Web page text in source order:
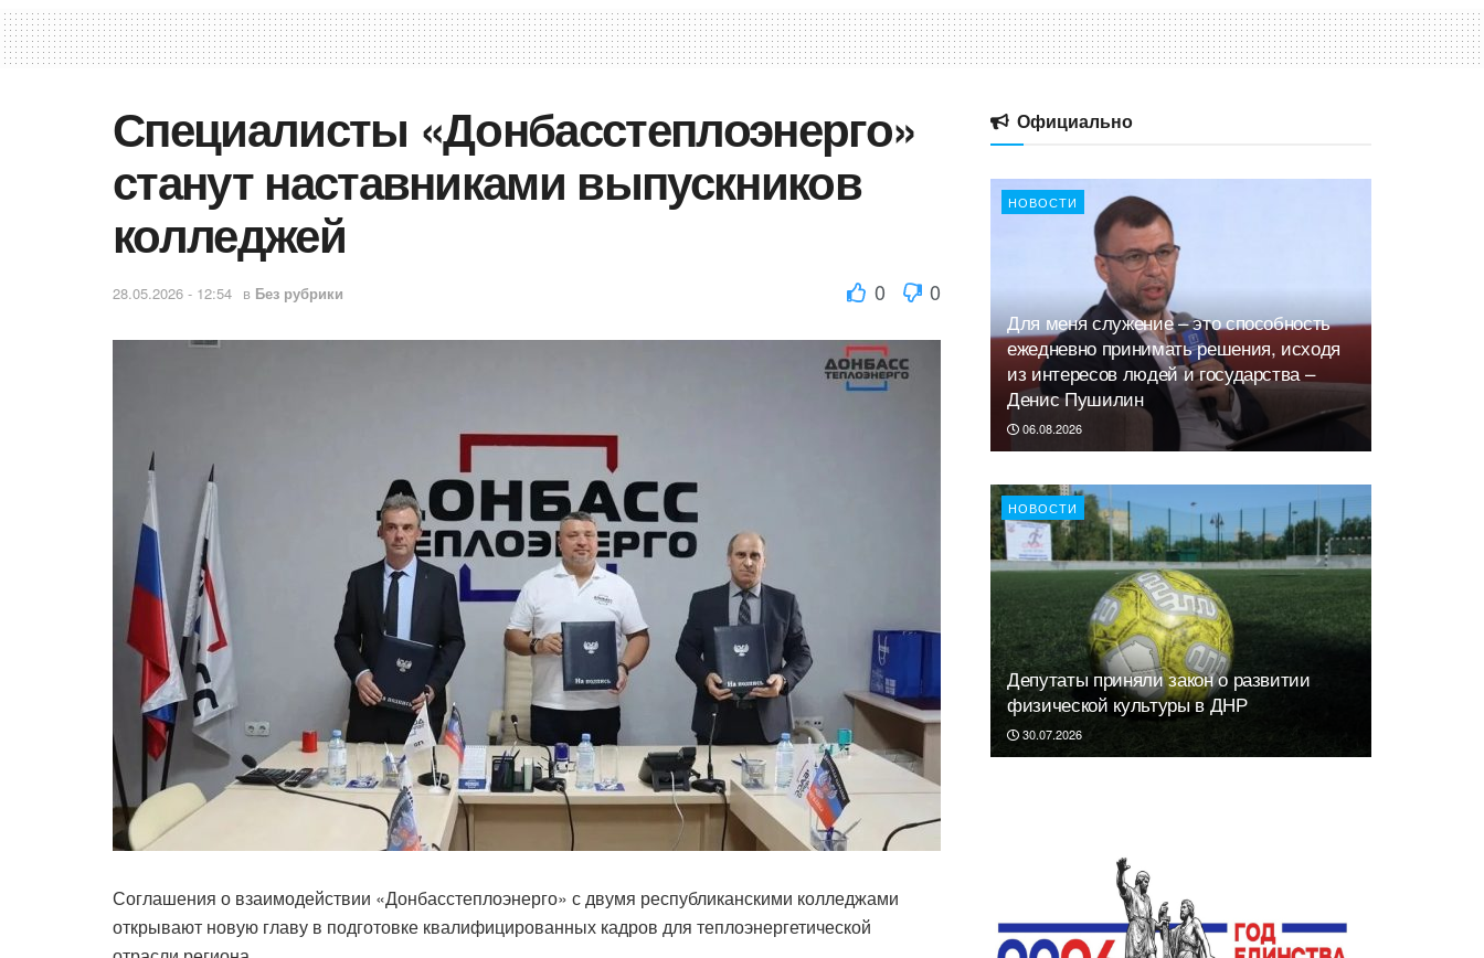
Специалисты «Донбасстеплоэнерго»
станут наставниками выпускников
колледжей
28.05.2026 - 12:54 в Без рубрики 0 0
Соглашения о взаимодействии «Донбасстеплоэнерго» с двумя республиканскими колледжами
открывают новую главу в подготовке квалифицированных кадров для теплоэнергетической
Официально
НОВОСТИ
Для меня служение – это способность
ежедневно принимать решения, исходя
из интересов людей и государства –
Денис Пушилин
06.08.2026
НОВОСТИ
Депутаты приняли закон о развитии
физической культуры в ДНР
30.07.2026